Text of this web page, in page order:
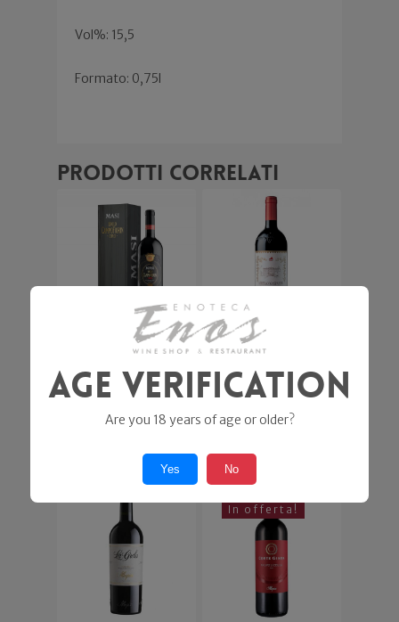
Vol%: 15,5
Formato: 0,75l
Prodotti correlati
Brolo Oro
32,00€
Casa
Gasparini
In offerta!
Age Verification
Are you 18 years of age or older?
Yes No